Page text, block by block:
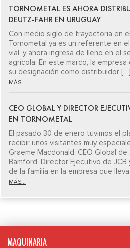
TORNOMETAL ES AHORA
DEUTZ-FAHR EN URUGUAY
Con medio siglo de trayectoria en
Tornometal ya es un referente en
vial, y ahora ingresa de lleno en el
agrícola. En este marco, la
su designación como distribuidor […]
MÁS...
CEO GLOBAL Y DIRECTOR
EN TORNOMETAL
El pasado 30 de enero tuvimos el
recibir unos visitantes muy
Graeme Macdonald, CEO Global
Bamford, Director Ejecutivo de
de la familia en la empresa que
MÁS...
MAQUINARIA